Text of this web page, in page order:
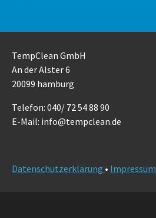
TempClean GmbH
An der Alster 6
20099 hamburg
Telefon: 040/ 72 54 88 90
E-Mail: info@tempclean.de
Datenschutzerklärung • Impressum